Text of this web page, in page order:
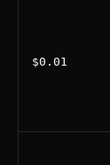
$0.01